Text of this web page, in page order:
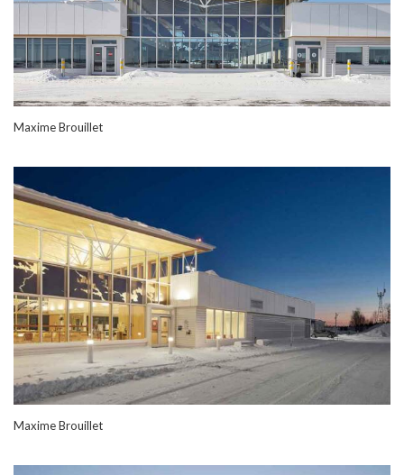
Maxime Brouillet
Maxime Brouillet